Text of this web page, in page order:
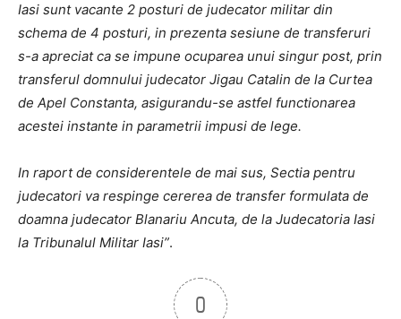
Iasi sunt vacante 2 posturi de judecator militar din
schema de 4 posturi, in prezenta sesiune de transferuri
s-a apreciat ca se impune ocuparea unui singur post, prin
transferul domnului judecator Jigau Catalin de la Curtea
de Apel Constanta, asigurandu-se astfel functionarea
acestei instante in parametrii impusi de lege.
In raport de considerentele de mai sus, Sectia pentru
judecatori va respinge cererea de transfer formulata de
doamna judecator Blanariu Ancuta, de la Judecatoria Iasi
la Tribunalul Militar Iasi”.
0